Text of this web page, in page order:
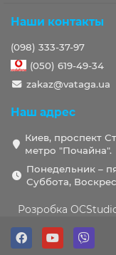
Наши контакты
(098) 333-37-97
(050) 619-49-34
zakaz@vataga.ua
Наш адрес
Киев, проспект
метро "Почайна".
Понедельник –
Суббота,
Розробка